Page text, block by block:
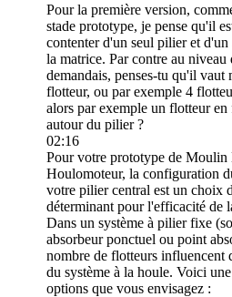
Pour la première version,
stade prototype, je pense qu'il
contenter d'un seul pilier et
la matrice. Par contre au niveau
demandais, penses-tu qu'il vaut
flotteur, ou par exemple 4
alors par exemple un flotteur
autour du pilier ?
02:16
Pour votre prototype de Moulin
Houlomoteur, la configuration
votre pilier central est un choix
déterminant pour l'efficacité de
Dans un système à pilier fixe
absorbeur ponctuel ou point
nombre de flotteurs influencent
du système à la houle. Voici
options que vous envisagez :